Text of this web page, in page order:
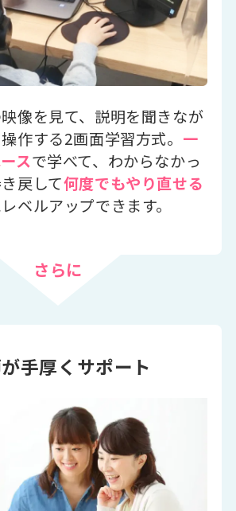
像を見て、説明を聞きなが
作する2画面学習方式。 一
スで学べて、わからなかっ
戻して何度でもやり直せる
ベルアップできます。
さらに
手厚くサポート